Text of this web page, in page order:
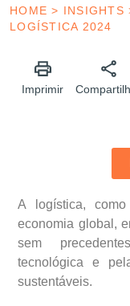
HOME > INSIGHTS
LOGÍSTICA 2024
Imprimir
A logística,
economia global,
sem
tecnológica e
sustentáveis.